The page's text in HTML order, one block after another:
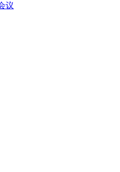
议
分析
TSA分析
战经验分享
分析